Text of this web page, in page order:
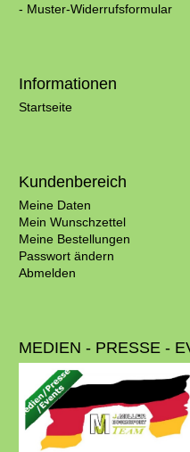
- Muster-Widerrufsformular
Informationen
Startseite
Kundenbereich
Meine Daten
Mein Wunschzettel
Meine Bestellungen
Passwort ändern
Abmelden
MEDIEN - PRESSE -